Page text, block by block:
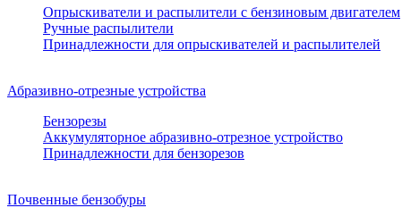
Опрыскиватели и распылители с бензиновым двигателем
Ручные распылители
Принадлежности для опрыскивателей и распылителей
Абразивно-отрезные устройства
Бензорезы
Аккумуляторное абразивно-отрезное устройство
Принадлежности для бензорезов
Почвенные бензобуры